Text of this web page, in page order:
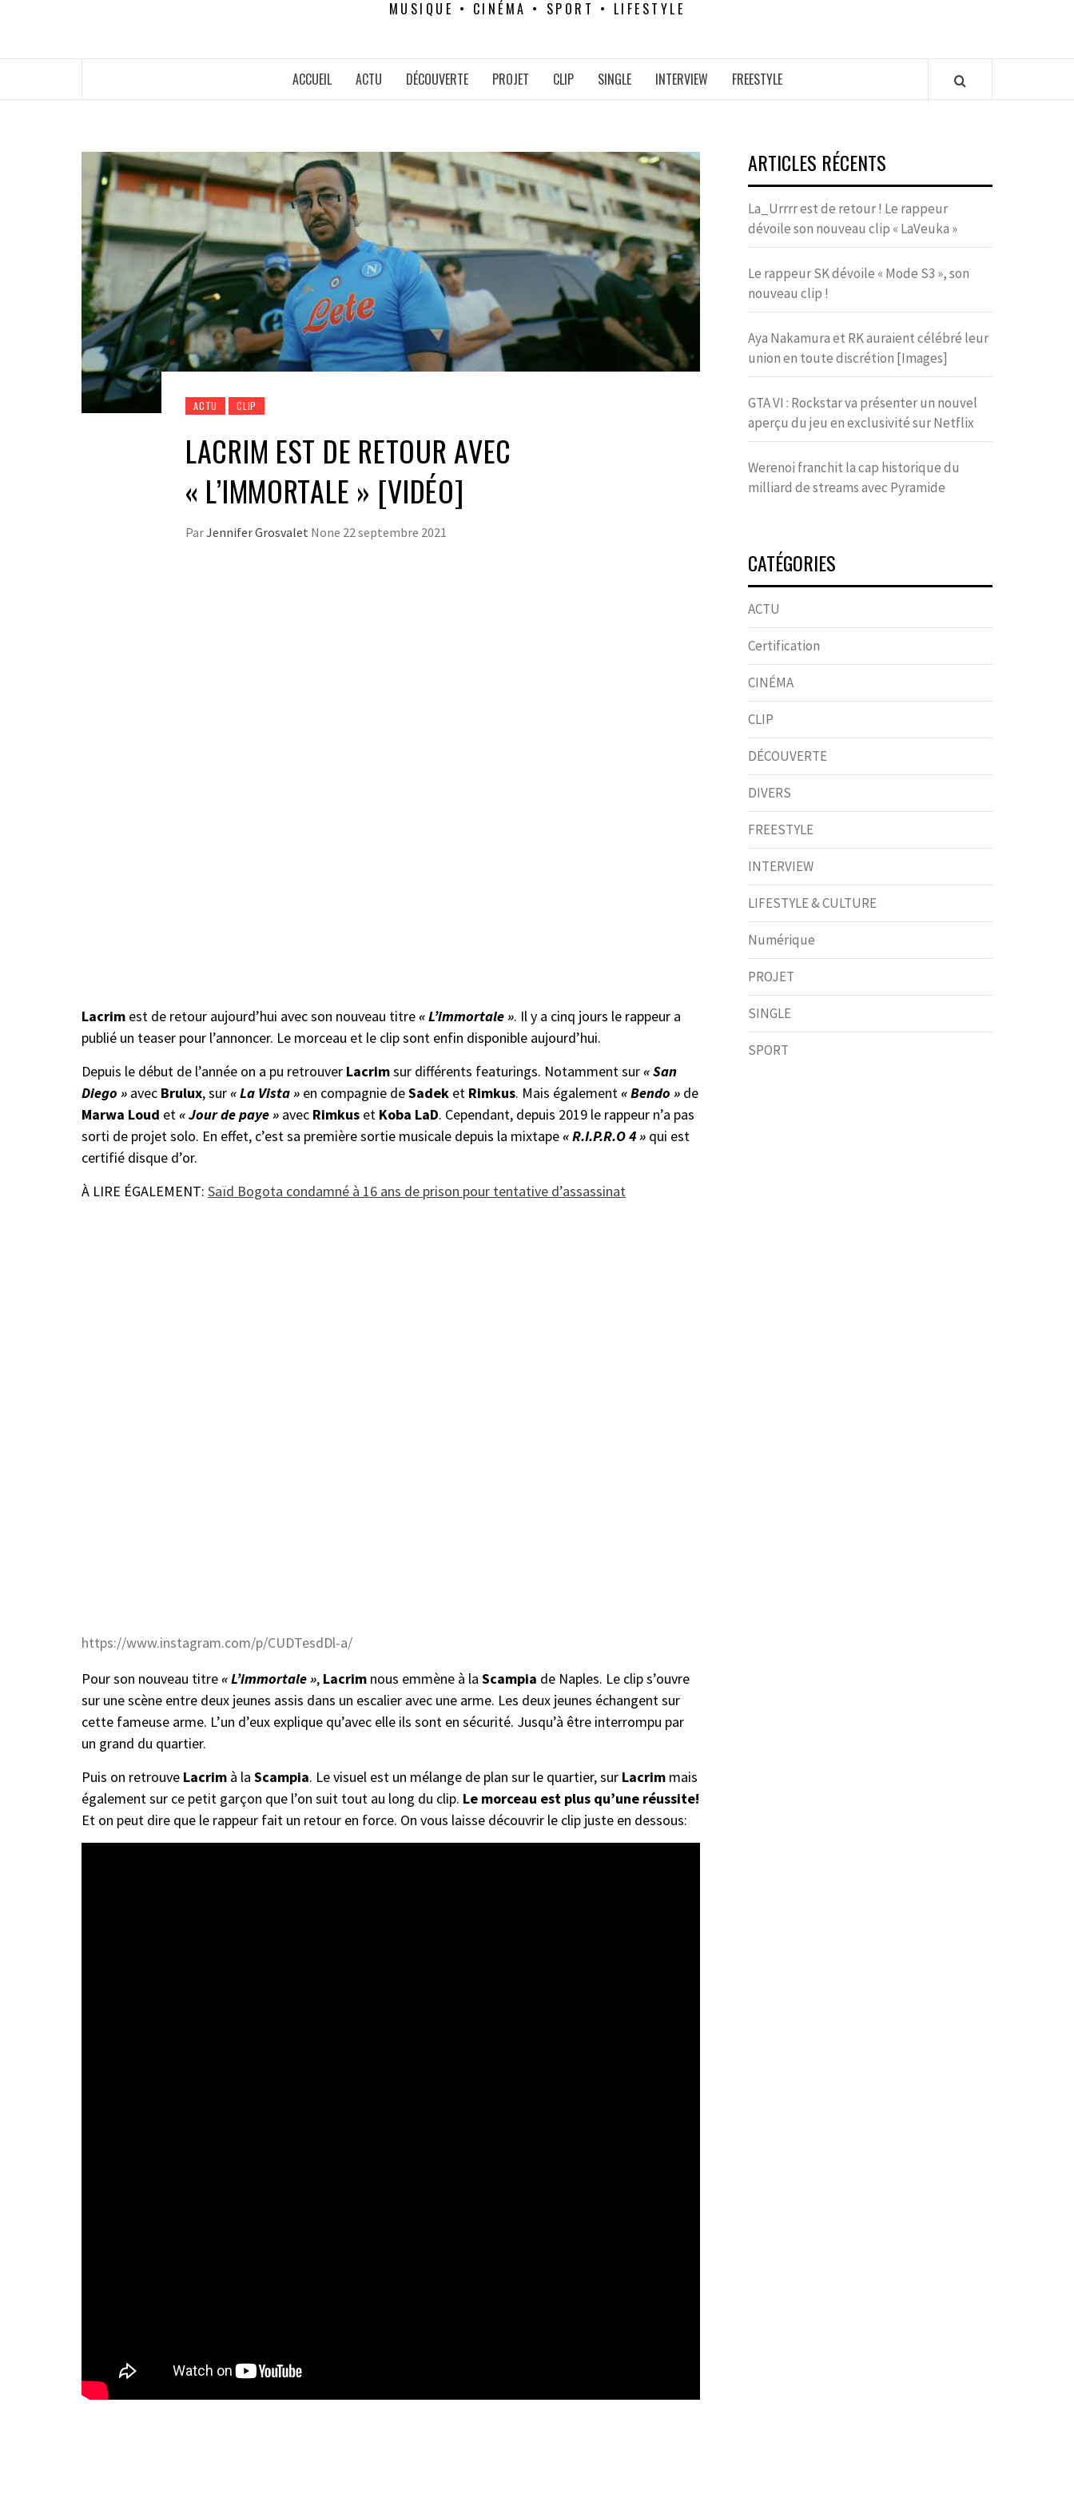
MUSIQUE • CINÉMA • SPORT • LIFESTYLE
ACCUEIL ACTU DÉCOUVERTE PROJET CLIP SINGLE INTERVIEW FREESTYLE
ACTU CLIP
LACRIM EST DE RETOUR AVEC
« L’IMMORTALE » [VIDÉO]
ParJennifer Grosvalet None 22 septembre 2021
Lacrim est de retour aujourd’hui avec son nouveau titre« L’immortale ». Il y a cinq jours le rappeur a
publié un teaser pour l’annoncer. Le morceau et le clip sont enfin disponible aujourd’hui.
Depuis le début de l’année on a pu retrouver Lacrimsur différents featurings. Notamment sur« San
Diego » avec Brulux, sur« La Vista » en compagnie deSadek et Rimkus. Mais également « Bendo » de
Marwa Loud et « Jour de paye » avec Rimkus et Koba LaD. Cependant, depuis 2019 le rappeur n’a pas
sorti de projet solo. En effet, c’est sa première sortie musicale depuis la mixtape« R.I.P.R.O 4 » qui est
certifié disque d’or.
À LIRE ÉGALEMENT: Saïd Bogota condamné à 16 ans de prison pour tentative d’assassinat
https://www.instagram.com/p/CUDTesdDl-a/
Pour son nouveau titre« L’immortale », Lacrim nous emmène à la Scampia de Naples. Le clip s’ouvre
sur une scène entre deux jeunes assis dans un escalier avec une arme. Les deux jeunes échangent sur
cette fameuse arme. L’un d’eux explique qu’avec elle ils sont en sécurité. Jusqu’à être interrompu par
un grand du quartier.
Puis on retrouve Lacrim à la Scampia. Le visuel est un mélange de plan sur le quartier, sur Lacrim mais
également sur ce petit garçon que l’on suit tout au long du clip. Le morceau est plus qu’une réussite!
Et on peut dire que le rappeur fait un retour en force. On vous laisse découvrir le clip juste en dessous:
ARTICLES RÉCENTS
La_Urrrr est de retour ! Le rappeur
dévoile son nouveau clip « LaVeuka »
Le rappeur SK dévoile « Mode S3 », son
nouveau clip !
Aya Nakamura et RK auraient célébré leur
union en toute discrétion [Images]
GTA VI : Rockstar va présenter un nouvel
aperçu du jeu en exclusivité sur Netflix
Werenoi franchit la cap historique du
milliard de streams avec Pyramide
CATÉGORIES
ACTU
Certification
CINÉMA
CLIP
DÉCOUVERTE
DIVERS
FREESTYLE
INTERVIEW
LIFESTYLE & CULTURE
Numérique
PROJET
SINGLE
SPORT